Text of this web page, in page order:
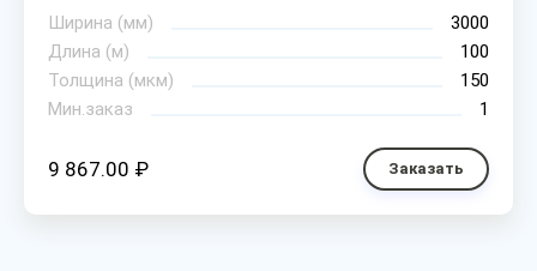
Ширина (мм)
3000
Длина (м)
100
Толщина (мкм)
150
Мин.заказ
1
9 867.00 ₽ Заказать